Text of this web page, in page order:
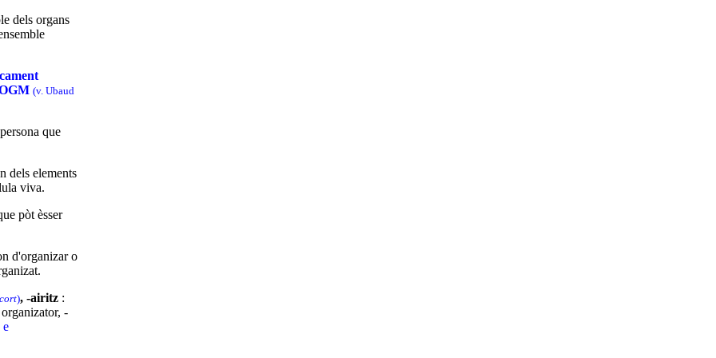
dels organs
(v. Ubaud
que
dels elements
viva.
pòt èsser
d'organizar o
), -airitz :
-
e